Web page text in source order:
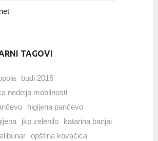
TAGOVI
budi 2016
nedelja mobilnosti
higijena pančevo
jkp zelenilo
katarina banjai
opština kovačica